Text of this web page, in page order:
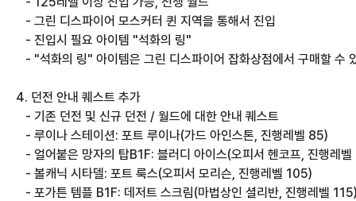
   - 그린 디스파이어 모스커터 퀸 지역을 통해서 진입
   - 진입시 필요 아이템 "석화의 링"
- "석화의 링" 아이템은 그린 디스파이어 잡화상점에서 구매할 수
4. 던전 안내 퀘스트 추가
   - 기존 던전 및 신규 던전 / 월드에 대한 안내 퀘스트
   - 루이나 스테이션: 포트 루이나(가드 아인스톤, 진행레벨 85)
- 얼어붙은 망자의 탑B1F: 블러디 아이스(오피서 헨코프, 진행레
   - 볼캐닉 시타델: 포트 룩스(오피서 모리슨, 진행레벨 105)
- 포가튼 템플 B1F: 데저트 스크림(마법상인 셜리반, 진행레벨